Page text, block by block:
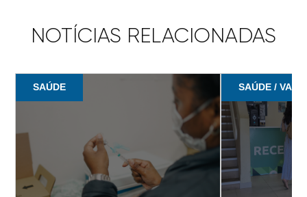
NOTÍCIAS RELACIONADAS
SAÚDE SAÚDE /